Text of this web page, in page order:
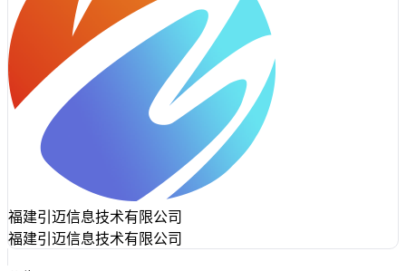
福建引迈信息技术有限公司
福建引迈信息技术有限公司